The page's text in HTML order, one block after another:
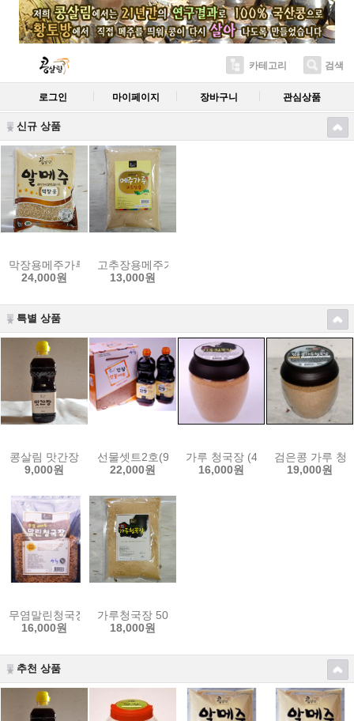
카테고리 검색
로그인 마이페이지 장바구니 관심상품
신규 상품
막장용메주가루 1kg
24,000원
고추장용메주가루 500g
13,000원
특별 상품
콩살림 맛간장
9,000원
선물셋트2호(900ml 간장2개)
22,000원
가루 청국장 (400g)
16,000원
검은콩 가루 청
19,000원
무염말린청국장(500g)
16,000원
가루청국장 500g
18,000원
추천 상품